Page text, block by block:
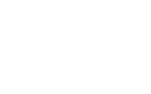
Loft, com você até as chaves.